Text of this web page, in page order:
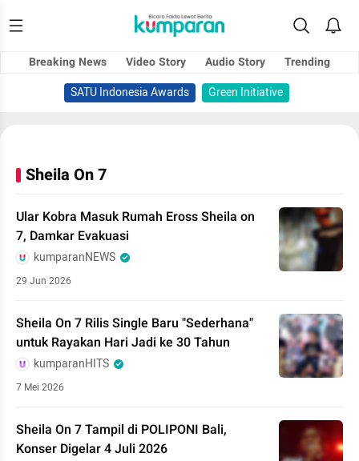
Breaking News Video Story Audio Story
Trending
SATU Indonesia Awards
Green Initiative
Sheila On 7
Ular Kobra Masuk Rumah Eross Sheila on
7, Damkar Evakuasi
kumparanNEWS
29 Jun 2026
Sheila On 7 Rilis Single Baru "Sederhana"
untuk Rayakan Hari Jadi ke 30 Tahun
kumparanHITS
7 Mei 2026
Sheila On 7 Tampil di POLIPONI Bali,
Konser Digelar 4 Juli 2026